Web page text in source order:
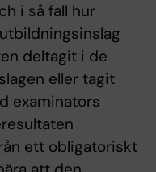
i så fall hur
deltagit i de
eller tagit
examinators
ett obligatoriskt